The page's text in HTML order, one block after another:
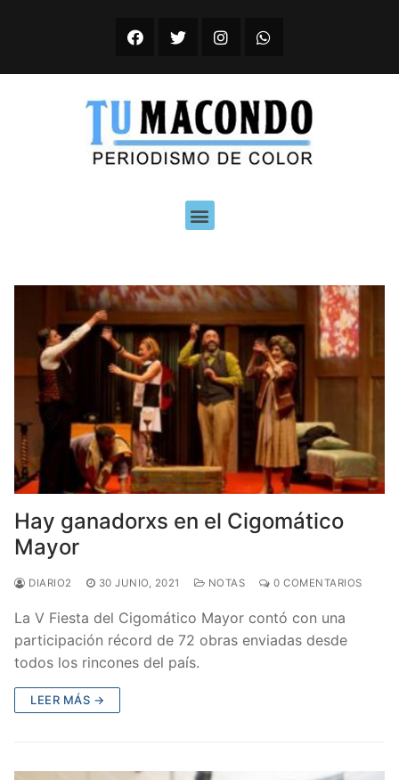
Hay ganadorxs en el Cigomático
Mayor
DIARIO2 30 JUNIO, 2021 NOTAS 0 COMENTARIOS
La V Fiesta del Cigomático Mayor contó con una
participación récord de 72 obras enviadas desde
todos los rincones del país.
LEER MÁS →